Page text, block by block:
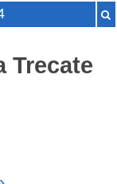
Trecate